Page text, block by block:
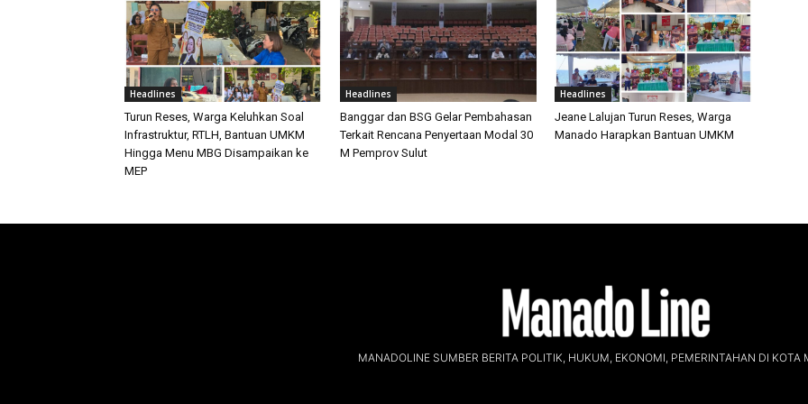
Headlines
Turun Reses, Warga Keluhkan Soal
Infrastruktur, RTLH, Bantuan UMKM
Hingga Menu MBG Disampaikan ke
MEP
Headlines
Banggar dan BSG Gelar Pembahasan
Terkait Rencana Penyertaan Modal 30
M Pemprov Sulut
Headlines
Jeane Lalujan Turun Reses, Warga
Manado Harapkan Bantuan UMKM
MANADOLINE SUMBER BERITA POLITIK, HUKUM, EKONOMI, PEMERINTAHAN DI KOTA